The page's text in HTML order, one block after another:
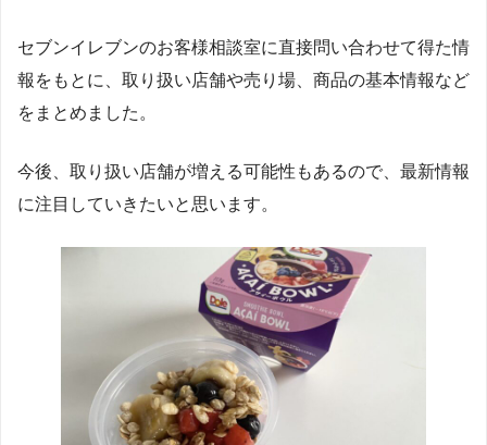
セブンイレブンのお客様相談室に直接問い合わせて得た情
報をもとに、取り扱い店舗や売り場、商品の基本情報など
をまとめました。
今後、取り扱い店舗が増える可能性もあるので、最新情報
に注目していきたいと思います。